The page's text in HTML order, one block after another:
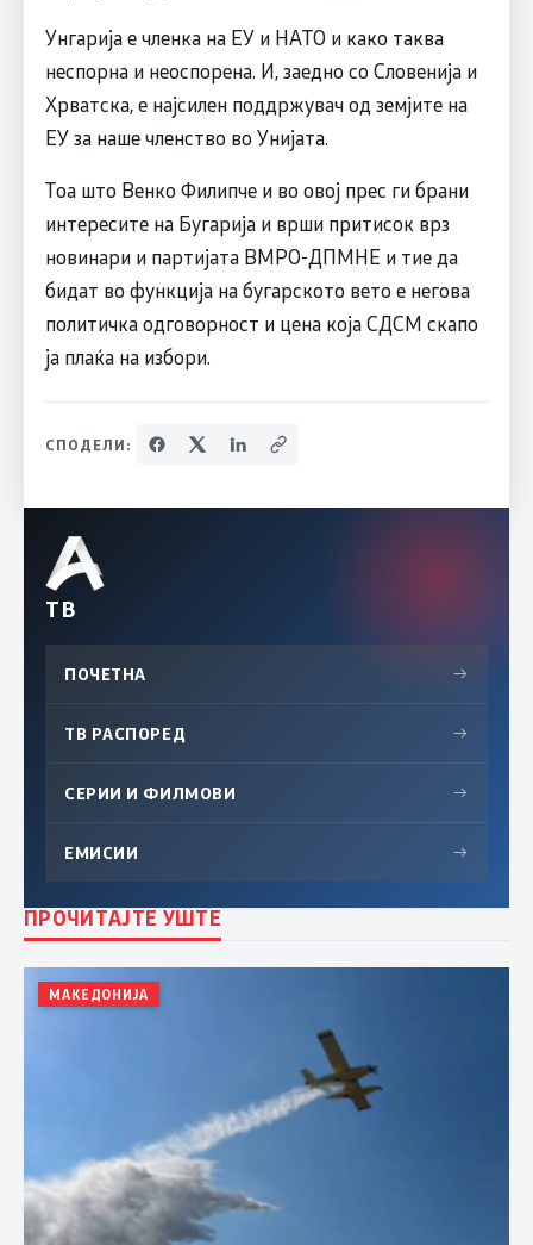
Унгарија е членка на ЕУ и НАТО и како таква
неспорна и неоспорена. И, заедно со Словенија и
Хрватска, е најсилен поддржувач од земјите на
ЕУ за наше членство во Унијата.
Тоа што Венко Филипче и во овој прес ги брани
интересите на Бугарија и врши притисок врз
новинари и партијата ВМРО-ДПМНЕ и тие да
бидат во функција на бугарското вето е негова
политичка одговорност и цена која СДСМ скапо
ја плаќа на избори.
СПОДЕЛИ:
ТВ
ПОЧЕТНА →
ТВ РАСПОРЕД →
СЕРИИ И ФИЛМОВИ →
ЕМИСИИ →
ПРОЧИТАЈТЕ УШТЕ
МАКЕДОНИЈА